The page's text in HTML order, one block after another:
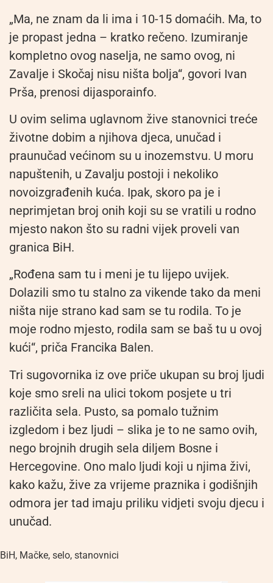
„Ma, ne znam da li ima i 10-15 domaćih. Ma, to
je propast jedna – kratko rečeno. Izumiranje
kompletno ovog naselja, ne samo ovog, ni
Zavalje i Skočaj nisu ništa bolja“, govori Ivan
Prša, prenosi dijasporainfo.
U ovim selima uglavnom žive stanovnici treće
životne dobim a njihova djeca, unučad i
praunučad većinom su u inozemstvu. U moru
napuštenih, u Zavalju postoji i nekoliko
novoizgrađenih kuća. Ipak, skoro pa je i
neprimjetan broj onih koji su se vratili u rodno
mjesto nakon što su radni vijek proveli van
granica BiH.
„Rođena sam tu i meni je tu lijepo uvijek.
Dolazili smo tu stalno za vikende tako da meni
ništa nije strano kad sam se tu rodila. To je
moje rodno mjesto, rodila sam se baš tu u ovoj
kući“, priča Francika Balen.
Tri sugovornika iz ove priče ukupan su broj ljudi
koje smo sreli na ulici tokom posjete u tri
različita sela. Pusto, sa pomalo tužnim
izgledom i bez ljudi – slika je to ne samo ovih,
nego brojnih drugih sela diljem Bosne i
Hercegovine. Ono malo ljudi koji u njima živi,
kako kažu, žive za vrijeme praznika i godišnjih
odmora jer tad imaju priliku vidjeti svoju djecu i
unučad.
BiH, Mačke, selo, stanovnici